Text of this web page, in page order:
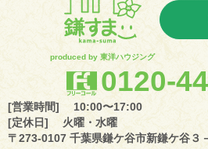
produced by 東洋ハウジング
0120-
[営業時間] 10:00〜17:00
[定休日] 火曜・水曜
〒273-0107 千葉県鎌ケ谷市新鎌ケ谷３